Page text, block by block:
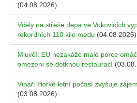
(04.08.2026)
Včely na střeše depa ve Vokovicích
rekordních 110 kilo medu (04.08.2026)
Mluvčí: EU nezakáže malé porce
omezení se dotknou restaurací
Vinař: Horké letní počasí zvyšuje
(03.08.2026)